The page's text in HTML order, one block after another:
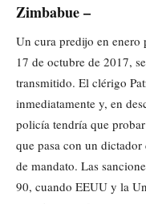
Zimbabue –
Un cura predijo en enero
17 de octubre de 2017,
transmitido. El clérigo
inmediatamente y, en
policía tendría que
que pasa con un
de mandato. Las
90, cuando EEUU y la